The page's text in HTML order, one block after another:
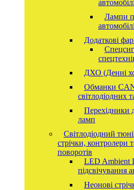
Лампи
Додаткові
ДХО (Денні
Обманки
світлодіодних
Перехідники
ламп
Світлодіодний
стрічки, контролери
поворотів
LED Ambient
підсвічування
Неонові